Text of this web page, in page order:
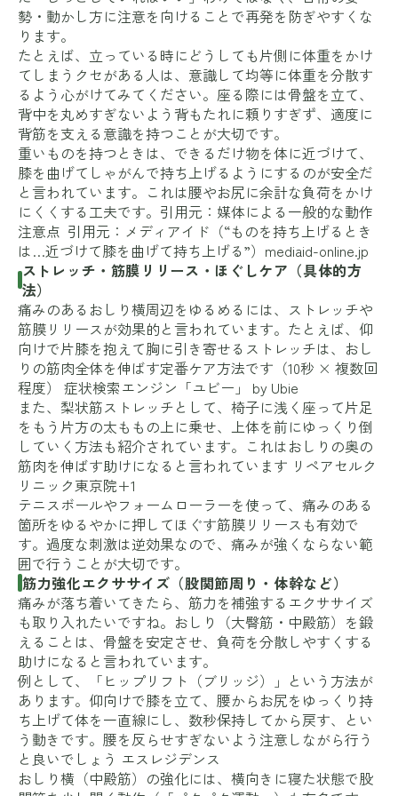
勢・動かし方に注意を向けることで再発を防ぎやすくな
ります。
たとえば、立っている時にどうしても片側に体重をかけ
てしまうクセがある人は、意識して均等に体重を分散す
るよう心がけてみてください。座る際には骨盤を立て、
背中を丸めすぎないよう背もたれに頼りすぎず、適度に
背筋を支える意識を持つことが大切です。
重いものを持つときは、できるだけ物を体に近づけて、
膝を曲げてしゃがんで持ち上げるようにするのが安全だ
と言われています。これは腰やお尻に余計な負荷をかけ
にくくする工夫です。引用元：媒体による一般的な動作
注意点 引用元：メディアイド（“ものを持ち上げるとき
は…近づけて膝を曲げて持ち上げる”） mediaid-online.jp
ストレッチ・筋膜リリース・ほぐしケア（具体的方
法）
痛みのあるおしり横周辺をゆるめるには、ストレッチや
筋膜リリースが効果的と言われています。たとえば、仰
向けで片膝を抱えて胸に引き寄せるストレッチは、おし
りの筋肉全体を伸ばす定番ケア方法です（10秒 × 複数回
程度） 症状検索エンジン「ユビー」 by Ubie
また、梨状筋ストレッチとして、椅子に浅く座って片足
をもう片方の太ももの上に乗せ、上体を前にゆっくり倒
していく方法も紹介されています。これはおしりの奥の
筋肉を伸ばす助けになると言われています リペアセルク
リニック東京院+1
テニスボールやフォームローラーを使って、痛みのある
箇所をゆるやかに押してほぐす筋膜リリースも有効で
す。過度な刺激は逆効果なので、痛みが強くならない範
囲で行うことが大切です。
筋力強化エクササイズ（股関節周り・体幹など）
痛みが落ち着いてきたら、筋力を補強するエクササイズ
も取り入れたいですね。おしり（大臀筋・中殿筋）を鍛
えることは、骨盤を安定させ、負荷を分散しやすくする
助けになると言われています。
例として、「ヒップリフト（ブリッジ）」という方法が
あります。仰向けで膝を立て、腰からお尻をゆっくり持
ち上げて体を一直線にし、数秒保持してから戻す、とい
う動きです。腰を反らせすぎないよう注意しながら行う
と良いでしょう エスレジデンス
おしり横（中殿筋）の強化には、横向きに寝た状態で股